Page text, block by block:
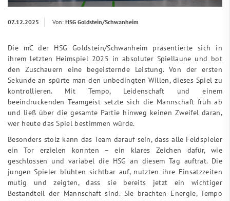
07.12.2025 Von: HSG Goldstein/Schwanheim
Die mC der HSG Goldstein/Schwanheim präsentierte sich in
ihrem letzten Heimspiel 2025 in absoluter Spiellaune und bot
den Zuschauern eine begeisternde Leistung. Von der ersten
Sekunde an spürte man den unbedingten Willen, dieses Spiel zu
kontrollieren. Mit Tempo, Leidenschaft und einem
beeindruckenden Teamgeist setzte sich die Mannschaft früh ab
und ließ über die gesamte Partie hinweg keinen Zweifel daran,
wer heute das Spiel bestimmen würde.
Besonders stolz kann das Team darauf sein, dass alle Feldspieler
ein Tor erzielen konnten – ein klares Zeichen dafür, wie
geschlossen und variabel die HSG an diesem Tag auftrat. Die
jungen Spieler blühten sichtbar auf, nutzten ihre Einsatzzeiten
mutig und zeigten, dass sie bereits jetzt ein wichtiger
Bestandteil der Mannschaft sind. Sie brachten Energie, Tempo